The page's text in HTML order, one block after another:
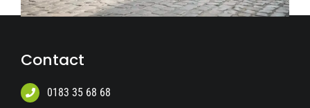
Contact
0183 35 68 68